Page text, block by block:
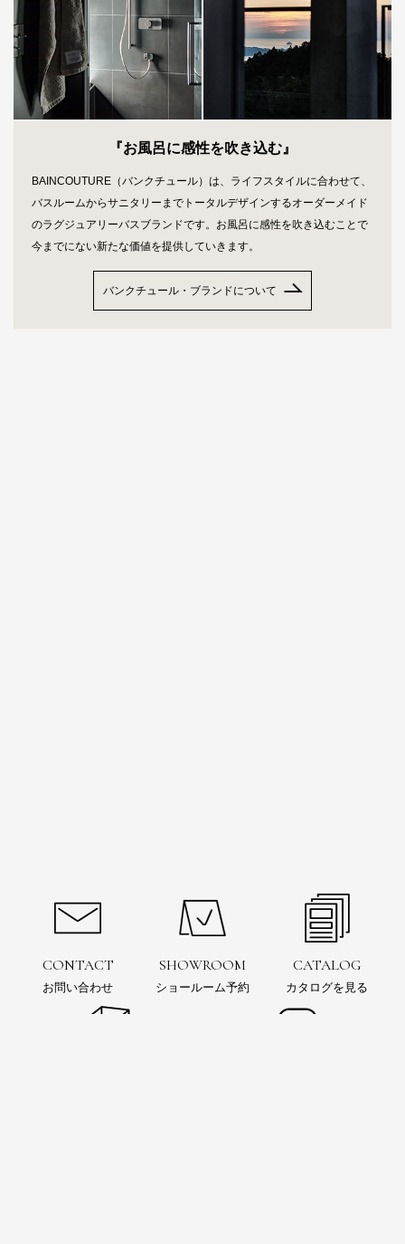
『お風呂に感性を吹き込む』
BAINCOUTURE（バンクチュール）は、ライフスタイルに合わせて、
バスルームからサニタリーまでトータルデザインするオーダーメイド
のラグジュアリーバスブランドです。お風呂に感性を吹き込むことで
今までにない新たな価値を提供していきます。
バンクチュール・ブランドについて
CONTACT
お問い合わせ
SHOWROOM
ショールーム予約
CATALOG
カタログを見る
お問い合わせ 電子カタログ